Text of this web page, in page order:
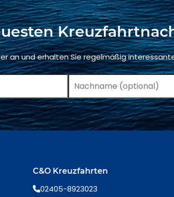
an und erhalten Sie regelmäßig
C&O Kreuzfahrten
02405-8923023